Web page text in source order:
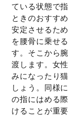
ている状態で
ときのおすす
安定させるた
を腰骨に乗せ
す。そこから
渡します。女
みになったり
しょう。同様
の指にはめる
けることが重